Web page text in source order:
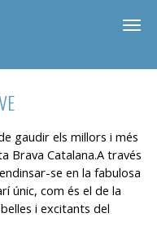
gaudir els millors i més
Brava Catalana.A través
se en la fabulosa
únic, com és el de la
i excitants del